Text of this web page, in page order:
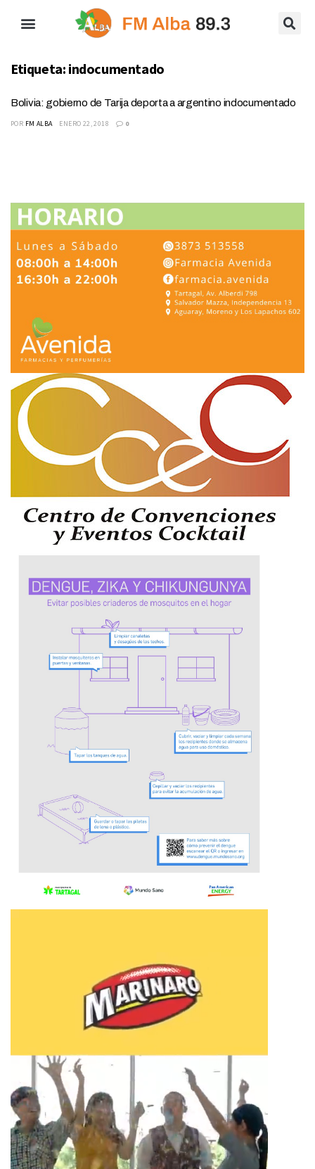
Etiqueta: indocumentado
Bolivia: gobierno de Tarija deporta a argentino indocumentado
POR FM ALBA ENERO 22, 2018 0